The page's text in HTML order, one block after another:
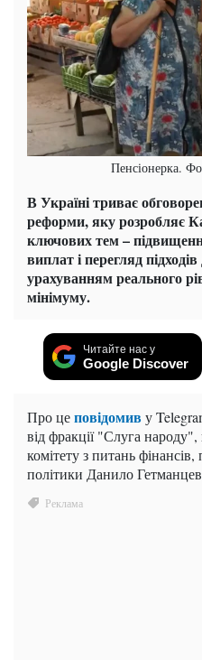
Пенсіонерка.
В Україні триває
реформи, яку розробляє
ключових тем –
виплат і перегляд
урахуванням реального
мінімуму.
Читайте нас у
Google Discover
Про цеповідомиву
від фракції "Слуга
комітету з питань фінансів,
політики Данило